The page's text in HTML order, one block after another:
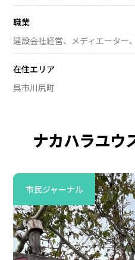
職業
建設会社経営、メディエーター
在住エリア
呉市川尻町
ナカハラユウ
市民ジャーナル